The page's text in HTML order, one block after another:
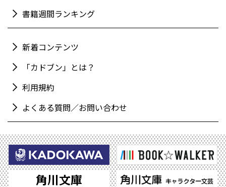
書籍週間ランキング
新着コンテンツ
「カドブン」とは？
利用規約
よくある質問／お問い合わせ